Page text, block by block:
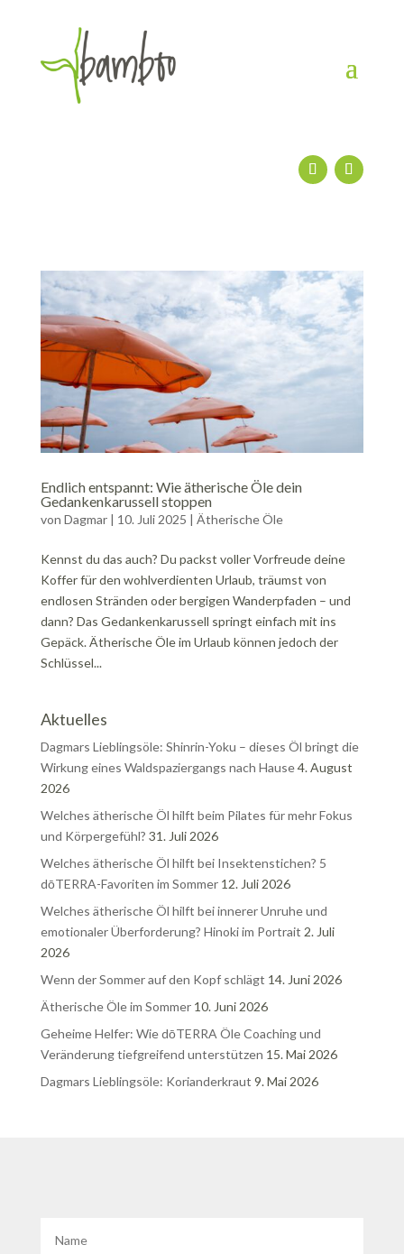
Endlich entspannt: Wie ätherische Öle dein
Gedankenkarussell stoppen
von Dagmar| 10. Juli 2025 | Ätherische Öle
Kennst du das auch? Du packst voller Vorfreude deine
Koffer für den wohlverdienten Urlaub, träumst von
endlosen Stränden oder bergigen Wanderpfaden – und
dann? Das Gedankenkarussell springt einfach mit ins
Gepäck. Ätherische Öle im Urlaub können jedoch der
Schlüssel...
Aktuelles
Dagmars Lieblingsöle: Shinrin-Yoku – dieses Öl bringt die
Wirkung eines Waldspaziergangs nach Hause4. August
2026
Welches ätherische Öl hilft beim Pilates für mehr Fokus
und Körpergefühl? 31. Juli 2026
Welches ätherische Öl hilft bei Insektenstichen? 5
dōTERRA-Favoriten im Sommer 12. Juli 2026
Welches ätherische Öl hilft bei innerer Unruhe und
emotionaler Überforderung? Hinoki im Portrait 2. Juli
2026
Wenn der Sommer auf den Kopf schlägt 14. Juni 2026
Ätherische Öle im Sommer 10. Juni 2026
Geheime Helfer: Wie dōTERRA Öle Coaching und
Veränderung tiefgreifend unterstützen 15. Mai 2026
Dagmars Lieblingsöle: Korianderkraut 9. Mai 2026